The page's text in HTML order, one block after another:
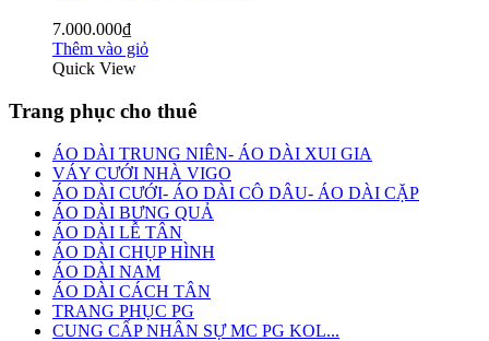
7.000.000₫
Thêm vào giỏ
Quick View
Trang phục cho thuê
ÁO DÀI TRUNG NIÊN- ÁO DÀI XUI GIA
VÁY CƯỚI NHÀ VIGO
ÁO DÀI CƯỚI- ÁO DÀI CÔ DÂU- ÁO DÀI CẶP
ÁO DÀI BƯNG QUẢ
ÁO DÀI LỄ TÂN
ÁO DÀI CHỤP HÌNH
ÁO DÀI NAM
ÁO DÀI CÁCH TÂN
TRANG PHỤC PG
CUNG CẤP NHÂN SỰ MC PG KOL...